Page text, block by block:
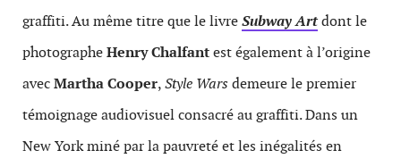
graffiti. Au même titre que le livreSubway Artdont le
photographeHenry Chalfantest également à l’origine
avecMartha Cooper,Style Wars demeure le premier
témoignage audiovisuel consacré au graffiti. Dans un
New York miné par la pauvreté et les inégalités en